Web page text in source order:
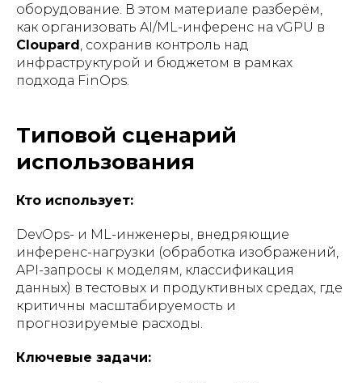
оборудование. В этом материале разберём,
как организовать AI/ML-инференс на vGPU в
Cloupard, сохранив контроль над
инфраструктурой и бюджетом в рамках
подхода FinOps.
Типовой сценарий
использования
Кто использует:
DevOps- и ML-инженеры, внедряющие
инференс-нагрузки (обработка изображений,
API-запросы к моделям, классификация
данных) в тестовых и продуктивных средах, где
критичны масштабируемость и
прогнозируемые расходы.
Ключевые задачи: